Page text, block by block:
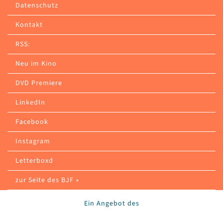
Datenschutz
Kontakt
RSS:
Neu im Kino
DVD Premiere
LinkedIn
Facebook
Instagram
Letterboxd
zur Seite des BJF »
Ein Angebot des